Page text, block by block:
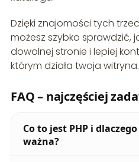
Dzięki znajomości tych
możesz szybko sprawdzić,
dowolnej stronie i lepiej
którym działa twoja witryna.
FAQ – najczęściej
Co to jest PHP i
ważna?